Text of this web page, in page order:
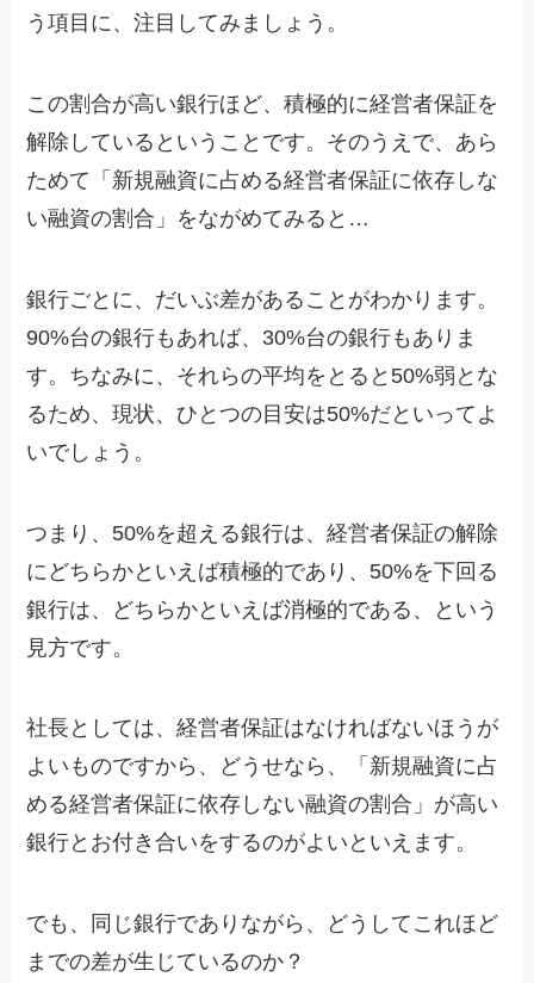
う項目に、注目してみましょう。
この割合が高い銀行ほど、積極的に経営者保証を
解除しているということです。そのうえで、あら
ためて「新規融資に占める経営者保証に依存しな
い融資の割合」をながめてみると…
銀行ごとに、だいぶ差があることがわかります。
90%台の銀行もあれば、30%台の銀行もありま
す。ちなみに、それらの平均をとると50%弱とな
るため、現状、ひとつの目安は50%だといってよ
いでしょう。
つまり、50%を超える銀行は、経営者保証の解除
にどちらかといえば積極的であり、50%を下回る
銀行は、どちらかといえば消極的である、という
見方です。
社長としては、経営者保証はなければないほうが
よいものですから、どうせなら、「新規融資に占
める経営者保証に依存しない融資の割合」が高い
銀行とお付き合いをするのがよいといえます。
でも、同じ銀行でありながら、どうしてこれほど
までの差が生じているのか？